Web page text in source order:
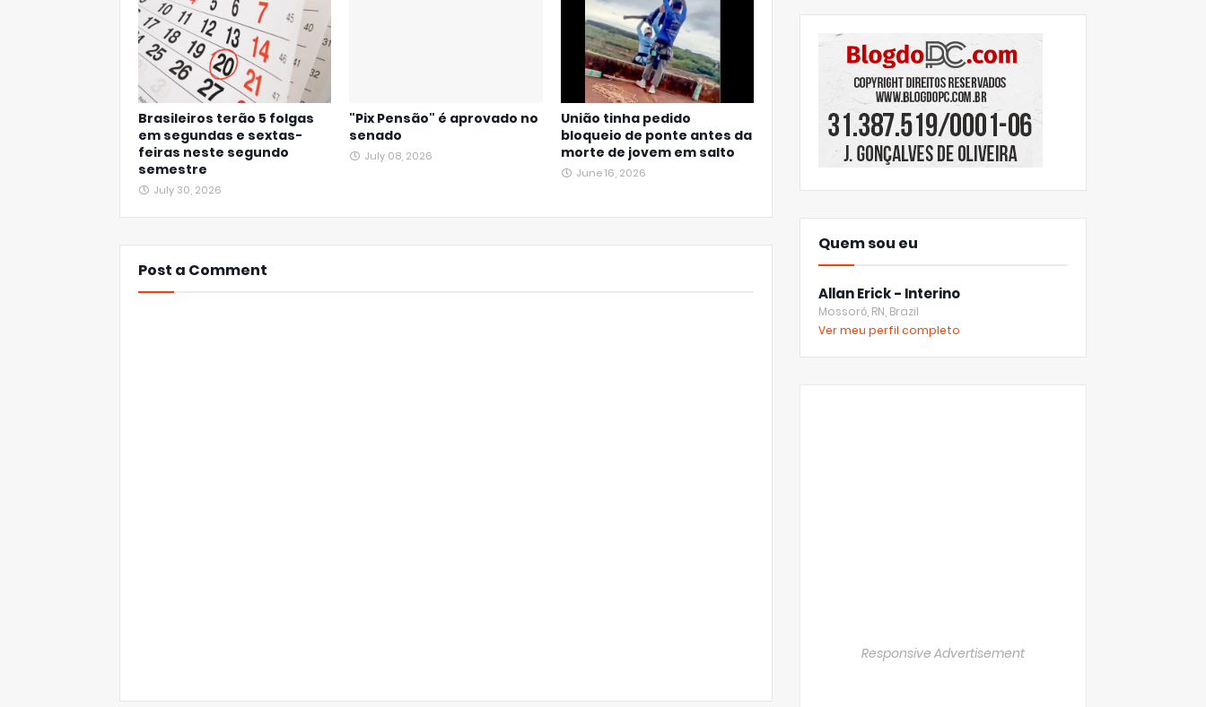
Brasileiros terão 5 folgas
em segundas e sextas-
feiras neste segundo
semestre
July 30, 2026
"Pix Pensão" é aprovado no
senado
July 08, 2026
União tinha pedido
bloqueio de ponte antes da
morte de jovem em salto
June 16, 2026
Post a Comment
Quem sou eu
Allan Erick - Interino
Mossoró, RN, Brazil
Ver meu perfil completo
Responsive Advertisement